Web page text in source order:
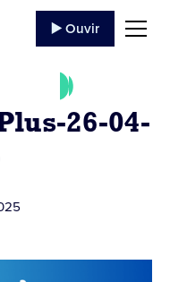
▶️ Ouvir
26-04-